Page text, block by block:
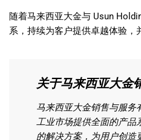
随着马来西亚大金与 Usun
系，持续为客户提供卓越体验，
关于马来西亚大金
马来西亚大金销售与服务
工业市场提供全面的产品
的解决方案，为用户创造